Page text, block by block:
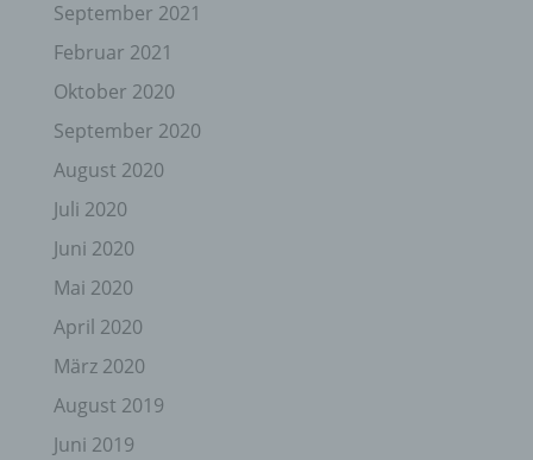
September 2021
Februar 2021
Oktober 2020
September 2020
August 2020
Juli 2020
Juni 2020
Mai 2020
April 2020
März 2020
August 2019
Juni 2019